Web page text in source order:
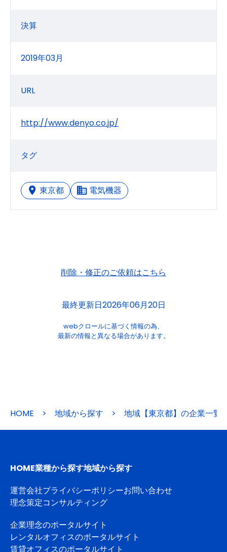
決算
2019年03月
URL
http://www.denyo.co.jp/
タグ
東京都 電気機器
削除・修正のご依頼はこちら
最終更新日2026年06月20日
webクロールに基づく情報の為、
最新の情報と異なる場合があります。
HOME > 地域から探す > 地域【東京都】の企業一覧
HOME業種から探す地域から探す
運営会社プライバシーポリシーお問い合わせ
理念策定コンサルティング
企業理念のポータルサイト
レンタルオフィスのポータルサイト
賃貸オフィスのポータルサイト